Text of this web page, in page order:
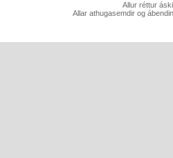
Allur réttur
Allar athugasemdir og